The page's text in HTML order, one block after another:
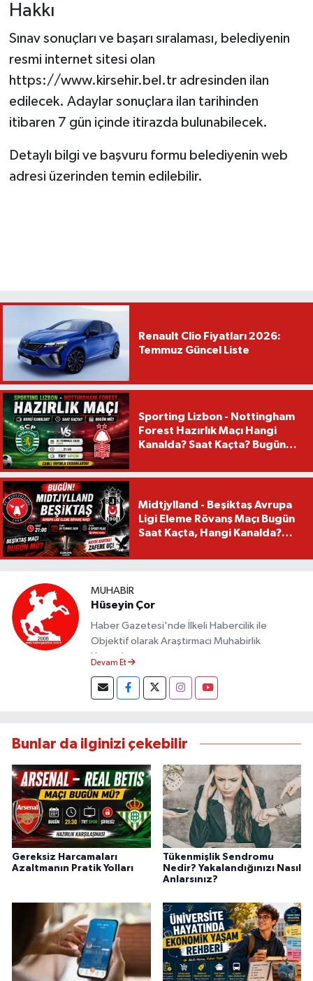
Hakkı
Sınav sonuçları ve başarı sıralaması, belediyenin
resmi internet sitesi olan
https://www.kirsehir.bel.tr adresinden ilan
edilecek. Adaylar sonuçlara ilan tarihinden
itibaren 7 gün içinde itirazda bulunabilecek.
Detaylı bilgi ve başvuru formu belediyenin web
adresi üzerinden temin edilebilir.
Renault Clio Fiyatları 2026:
Temmuz Güncel Liste
Sporting Lizbon - Nottingham
Forest Hazırlık Maçı Hangi
Kanalda? Saat Kaçta? Bugün
Midtjylland - Beşiktaş Avrupa
Ligi Eleme Rövanş Maçı Bugün
Saat Kaçta, Hangi Kanalda?
MUHABIR
Hüseyin Çor
Haber Gazetesi'nde İlkeli Habercilik ile
Objektif olarak Araştırmacı Muhabirlik
Yapmaktayım.
Devam Et
Bunlar da ilginizi çekebilir
Gereksiz Harcamaları
Azaltmanın Pratik Yolları
Tükenmişlik Sendromu
Nedir? Yakalandığınızı Nasıl
Anlarsınız?